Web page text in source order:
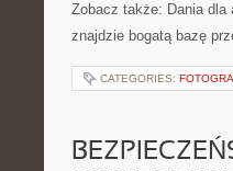
Zobacz także: Dania dla
znajdzie bogatą bazę
CATEGORIES: